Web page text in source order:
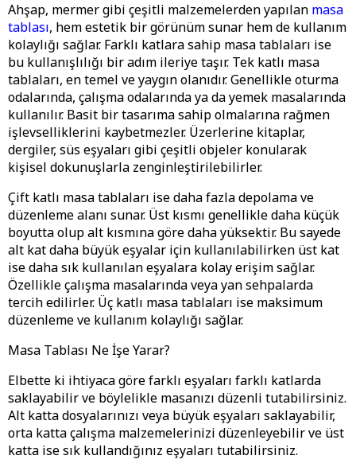
Ahşap, mermer gibi çeşitli malzemelerden yapılan masa
tablası, hem estetik bir görünüm sunar hem de kullanım
kolaylığı sağlar. Farklı katlara sahip masa tablaları ise
bu kullanışlılığı bir adım ileriye taşır. Tek katlı masa
tablaları, en temel ve yaygın olanıdır. Genellikle oturma
odalarında, çalışma odalarında ya da yemek masalarında
kullanılır. Basit bir tasarıma sahip olmalarına rağmen
işlevselliklerini kaybetmezler. Üzerlerine kitaplar,
dergiler, süs eşyaları gibi çeşitli objeler konularak
kişisel dokunuşlarla zenginleştirilebilirler.
Çift katlı masa tablaları ise daha fazla depolama ve
düzenleme alanı sunar. Üst kısmı genellikle daha küçük
boyutta olup alt kısmına göre daha yüksektir. Bu sayede
alt kat daha büyük eşyalar için kullanılabilirken üst kat
ise daha sık kullanılan eşyalara kolay erişim sağlar.
Özellikle çalışma masalarında veya yan sehpalarda
tercih edilirler. Üç katlı masa tablaları ise maksimum
düzenleme ve kullanım kolaylığı sağlar.
Masa Tablası Ne İşe Yarar?
Elbette ki ihtiyaca göre farklı eşyaları farklı katlarda
saklayabilir ve böylelikle masanızı düzenli tutabilirsiniz.
Alt katta dosyalarınızı veya büyük eşyaları saklayabilir,
orta katta çalışma malzemelerinizi düzenleyebilir ve üst
katta ise sık kullandığınız eşyaları tutabilirsiniz.